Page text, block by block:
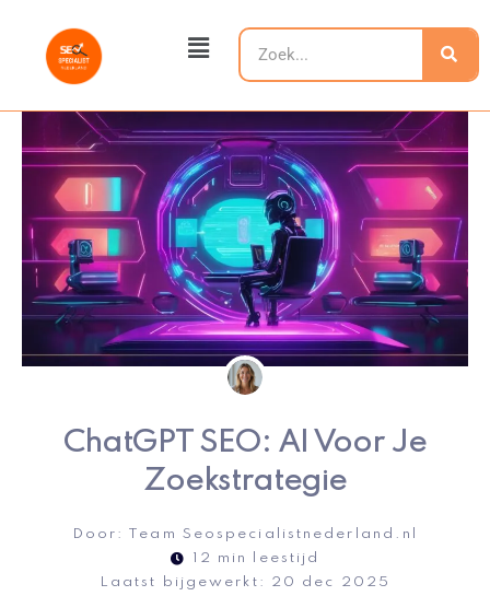
Main
Menu
Zoeken
ChatGPT SEO: AI Voor Je
Zoekstrategie
Door:
Team Seospecialistnederland.nl
12 min leestijd
Laatst bijgewerkt:
20 dec 2025